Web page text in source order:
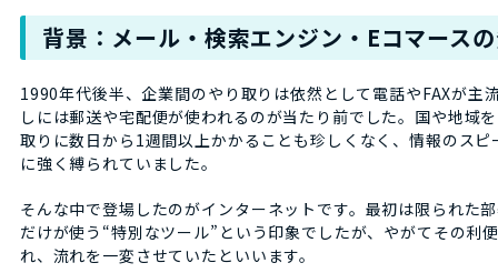
背景：メール・検索エンジン・Eコマース
1990年代後半、企業間のやり取りは依然として電話やFAXが主
しには郵送や宅配便が使われるのが当たり前でした。国や地域
取りに数日から1週間以上かかることも珍しくなく、情報のス
に強く縛られていました。
そんな中で登場したのがインターネットです。最初は限られた
だけが使う“特別なツール”という印象でしたが、やがてその利
れ、流れを一変させていたといいます。